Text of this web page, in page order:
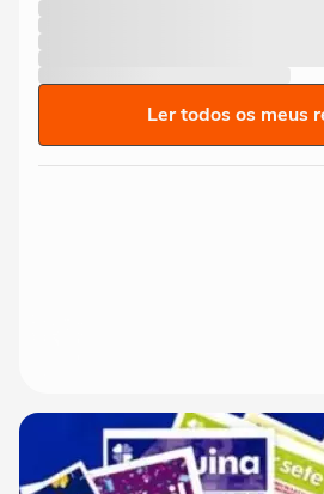
Ler todos os meus